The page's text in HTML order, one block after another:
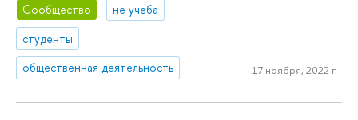
Сообщество
не учеба
студенты
общественная деятельность
17 ноября, 2022 г.